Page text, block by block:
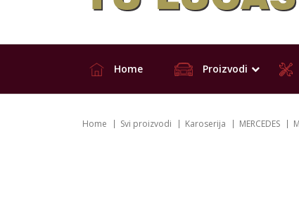
Home Proizvodi
Home Svi proizvodi Karoserija MERCEDES